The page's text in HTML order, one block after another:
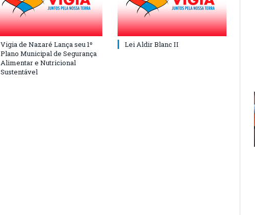
Vigia de Nazaré Lança seu 1º
Plano Municipal de Segurança
Alimentar e Nutricional
Sustentável
Lei Aldir Blanc II